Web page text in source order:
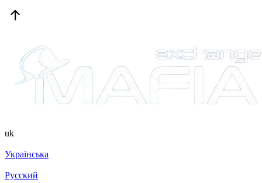
uk
Українська
Русский